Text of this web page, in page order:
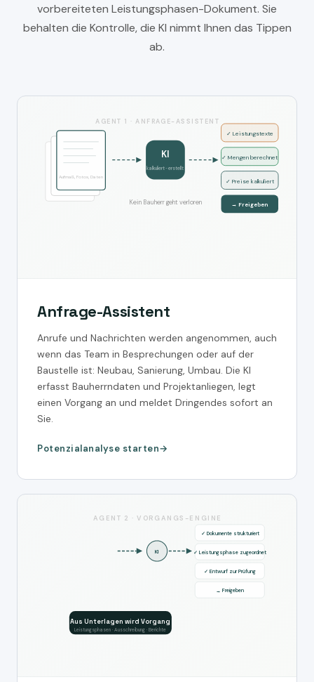
vorbereiteten Leistungsphasen-Dokument. Sie
behalten die Kontrolle, die KI nimmt Ihnen das Tippen
ab.
AGENT 1 · ANFRAGE-ASSISTENT
Aufmaß, Fotos, Daten
KI
kalkuliert · erstellt
✓ Leistungstexte
✓ Mengen berechnet
✓ Preise kalkuliert
→ Freigeben
Kein Bauherr geht verloren
Anfrage-Assistent
Anrufe und Nachrichten werden angenommen, auch
wenn das Team in Besprechungen oder auf der
Baustelle ist: Neubau, Sanierung, Umbau. Die KI
erfasst Bauherrndaten und Projektanliegen, legt
einen Vorgang an und meldet Dringendes sofort an
Sie.
Potenzialanalyse starten
AGENT 2 · VORGANGS-ENGINE
KI
✓ Dokumente strukturiert
✓ Leistungsphase zugeordnet
✓ Entwurf zur Prüfung
→ Freigeben
Aus Unterlagen wird Vorgang
Leistungsphasen · Ausschreibung · Berichte